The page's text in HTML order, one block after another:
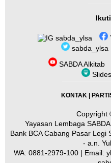
sabda_ylsa
sabda_ylsa
SABDA Alkitab
KONTAK |
Copyright
Yayasan Lembaga SABDA
Bank BCA Cabang Pasar
- a.n.
WA: 0881-2979-100| Email: